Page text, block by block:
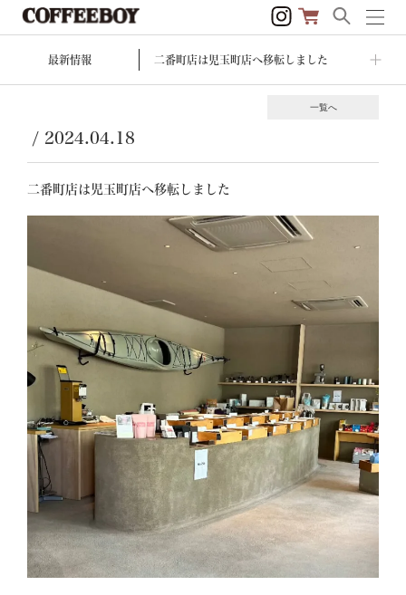
最新情報 二番町店は児玉町店へ移転しました
/ 2024.04.18
一覧へ
二番町店は児玉町店へ移転しました